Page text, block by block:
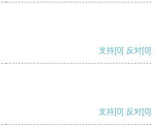
支持[0] 反对[0]
支持[0] 反对[0]